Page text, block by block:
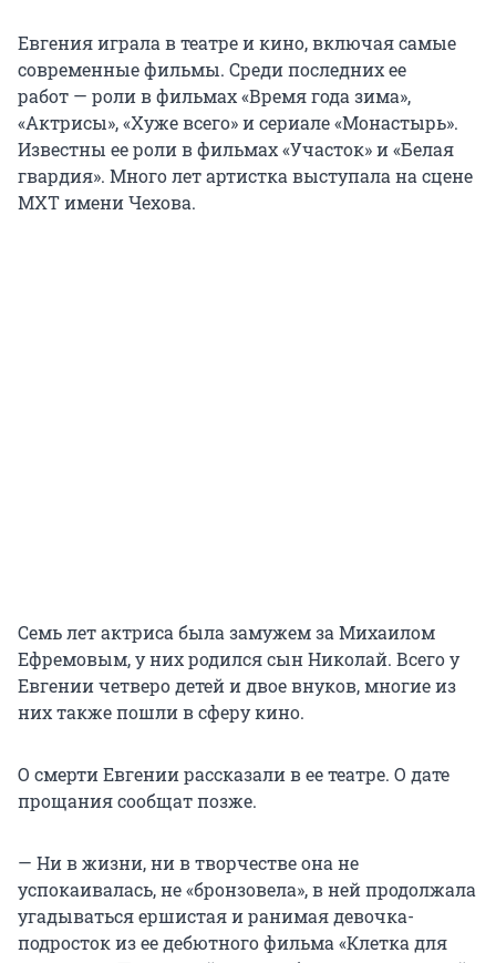
Евгения играла в театре и кино, включая самые
современные фильмы. Среди последних ее
работ — роли в фильмах «Время года зима»,
«Актрисы», «Хуже всего» и сериале «Монастырь».
Известны ее роли в фильмах «Участок» и «Белая
гвардия». Много лет артистка выступала на сцене
МХТ имени Чехова.
Семь лет актриса была замужем за Михаилом
Ефремовым, у них родился сын Николай. Всего у
Евгении четверо детей и двое внуков, многие из
них также пошли в сферу кино.
О смерти Евгении рассказали в ее театре. О дате
прощания сообщат позже.
— Ни в жизни, ни в творчестве она не
успокаивалась, не «бронзовела», в ней продолжала
угадываться ершистая и ранимая девочка-
подросток из ее дебютного фильма «Клетка для